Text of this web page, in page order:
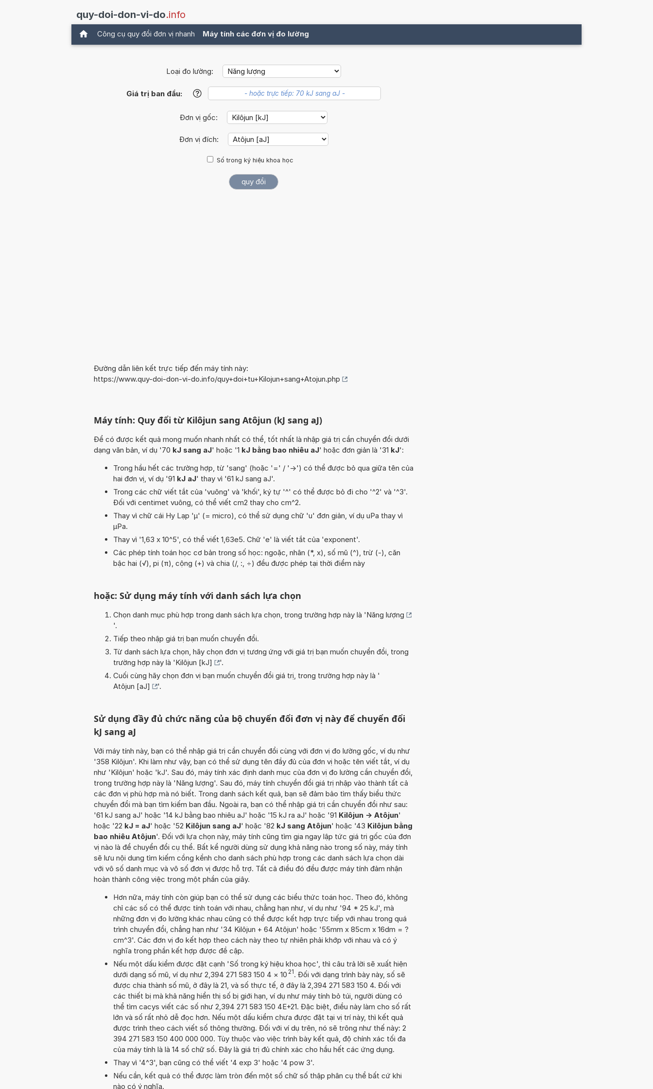
quy-doi-don-vi-do.info
Công cụ quy đổi đơn vị nhanh Máy tính các đơn vị đo lường
Loại đo lường:
Giá trị ban đầu: ?
Đơn vị gốc:
Đơn vị đích:
Số trong ký hiệu khoa học
Đường dẫn liên kết trực tiếp đến máy tính này:
https://www.quy-doi-don-vi-do.info/quy+doi+tu+Kilojun+sang+Atojun.php
Máy tính: Quy đổi từ Kilôjun sang Atôjun (kJ sang aJ)
Để có được kết quả mong muốn nhanh nhất có thể, tốt nhất là nhập giá trị cần chuyển đổi dưới
dạng văn bản, ví dụ '70 kJ sang aJ' hoặc '1 kJ bằng bao nhiêu aJ' hoặc đơn giản là '31 kJ':
Trong hầu hết các trường hợp, từ 'sang' (hoặc '=' / '->') có thể được bỏ qua giữa tên của
hai đơn vị, ví dụ '91 kJ aJ' thay vì '61 kJ sang aJ'.
Trong các chữ viết tắt của 'vuông' và 'khối', ký tự '^' có thể được bỏ đi cho '^2' và '^3'.
Đối với centimet vuông, có thể viết cm2 thay cho cm^2.
Thay vì chữ cái Hy Lạp 'µ' (= micro), có thể sử dụng chữ 'u' đơn giản, ví dụ uPa thay vì
µPa.
Thay vì '1,63 x 10^5', có thể viết 1,63e5. Chữ 'e' là viết tắt của 'exponent'.
Các phép tính toán học cơ bản trong số học: ngoặc, nhân (*, x), số mũ (^), trừ (-), căn
bậc hai (√), pi (π), cộng (+) và chia (/, :, ÷) đều được phép tại thời điểm này
hoặc: Sử dụng máy tính với danh sách lựa chọn
Chọn danh mục phù hợp trong danh sách lựa chọn, trong trường hợp này là 'Năng lượng
'.
Tiếp theo nhập giá trị bạn muốn chuyển đổi.
Từ danh sách lựa chọn, hãy chọn đơn vị tương ứng với giá trị bạn muốn chuyển đổi, trong
trường hợp này là 'Kilôjun [kJ]
'.
Cuối cùng hãy chọn đơn vị bạn muốn chuyển đổi giá trị, trong trường hợp này là '
Atôjun [aJ]
'.
Sử dụng đầy đủ chức năng của bộ chuyển đổi đơn vị này để chuyển đổi
kJ sang aJ
Với máy tính này, bạn có thể nhập giá trị cần chuyển đổi cùng với đơn vị đo lường gốc, ví dụ như
'358 Kilôjun'. Khi làm như vậy, bạn có thể sử dụng tên đầy đủ của đơn vị hoặc tên viết tắt, ví dụ
như 'Kilôjun' hoặc 'kJ'. Sau đó, máy tính xác định danh mục của đơn vị đo lường cần chuyển đổi,
trong trường hợp này là 'Năng lượng'. Sau đó, máy tính chuyển đổi giá trị nhập vào thành tất cả
các đơn vị phù hợp mà nó biết. Trong danh sách kết quả, bạn sẽ đảm bảo tìm thấy biểu thức
chuyển đổi mà bạn tìm kiếm ban đầu. Ngoài ra, bạn có thể nhập giá trị cần chuyển đổi như sau:
'61 kJ sang aJ' hoặc '14 kJ bằng bao nhiêu aJ' hoặc '15 kJ ra aJ' hoặc '91 Kilôjun -> Atôjun'
hoặc '22 kJ = aJ' hoặc '52 Kilôjun sang aJ' hoặc '82 kJ sang Atôjun' hoặc '43 Kilôjun bằng
bao nhiêu Atôjun'. Đối với lựa chọn này, máy tính cũng tìm gia ngay lập tức giá trị gốc của đơn
vị nào là để chuyển đổi cụ thể. Bất kể người dùng sử dụng khả năng nào trong số này, máy tính
sẽ lưu nội dung tìm kiếm cồng kềnh cho danh sách phù hợp trong các danh sách lựa chọn dài
với vô số danh mục và vô số đơn vị được hỗ trợ. Tất cả điều đó đều được máy tính đảm nhận
hoàn thành công việc trong một phần của giây.
Hơn nữa, máy tính còn giúp bạn có thể sử dụng các biểu thức toán học. Theo đó, không
chỉ các số có thể được tính toán với nhau, chẳng hạn như, ví dụ như '94 * 25 kJ', mà
những đơn vị đo lường khác nhau cũng có thể được kết hợp trực tiếp với nhau trong quá
trình chuyển đổi, chẳng hạn như '34 Kilôjun + 64 Atôjun' hoặc '55mm x 85cm x 16dm = ?
cm^3'. Các đơn vị đo kết hợp theo cách này theo tự nhiên phải khớp với nhau và có ý
nghĩa trong phần kết hợp được đề cập.
Nếu một dấu kiểm được đặt cạnh 'Số trong ký hiệu khoa học', thì câu trả lời sẽ xuất hiện
dưới dạng số mũ, ví dụ như 2,394 271 583 150 4 × 10 21. Đối với dạng trình bày này, số sẽ
được chia thành số mũ, ở đây là 21, và số thực tế, ở đây là 2,394 271 583 150 4. Đối với
các thiết bị mà khả năng hiển thị số bị giới hạn, ví dụ như máy tính bỏ túi, người dùng có
thể tìm cacys viết các số như 2,394 271 583 150 4E+21. Đặc biệt, điều này làm cho số rất
lớn và số rất nhỏ dễ đọc hơn. Nếu một dấu kiểm chưa được đặt tại vị trí này, thì kết quả
được trình theo cách viết số thông thường. Đối với ví dụ trên, nó sẽ trông như thế này: 2
394 271 583 150 400 000 000. Tùy thuộc vào việc trình bày kết quả, độ chính xác tối đa
của máy tính là là 14 số chữ số. Đây là giá trị đủ chính xác cho hầu hết các ứng dụng.
Thay vì '4^3', bạn cũng có thể viết '4 exp 3' hoặc '4 pow 3'.
Nếu cần, kết quả có thể được làm tròn đến một số chữ số thập phân cụ thể bất cứ khi
nào có ý nghĩa.